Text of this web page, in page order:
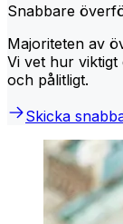
Snabbare
Majoriteten av
Vi vet hur viktigt
och pålitligt.
Skicka